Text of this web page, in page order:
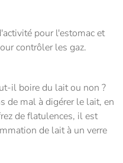
pour l'estomac et
contrôler les gaz.
il boire du lait ou non ?
de mal à digérer le lait, en
de flatulences, il est
de lait à un verre